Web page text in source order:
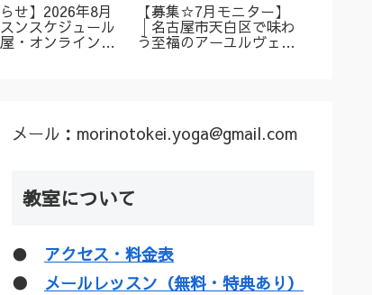
らせ】2026年8月
ンスケジュール
屋・オンラインア
【募集☆7月モニター】
│名古屋市天白区で味わ
う至福のアーユルヴェー
メール：morinotokei.yoga@gmail.com
教室について
● アクセス・料金表
● メールレッスン（無料・特典あり）